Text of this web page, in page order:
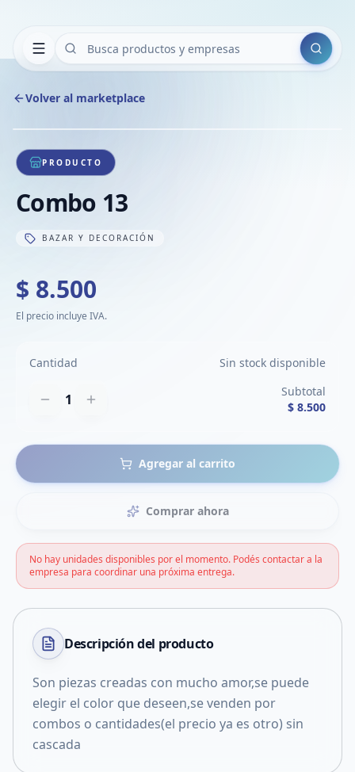
Buscar
Volver al marketplace
1/1
PRODUCTO
Combo 13
BAZAR Y DECORACIÓN
$ 8.500
El precio incluye IVA.
Cantidad Sin stock disponible
1
Subtotal
$ 8.500
Agregar al carrito
Comprar ahora
No hay unidades disponibles por el momento. Podés contactar a la
empresa para coordinar una próxima entrega.
Descripción del producto
Son piezas creadas con mucho amor,se puede
elegir el color que deseen,se venden por
combos o cantidades(el precio ya es otro) sin
cascada